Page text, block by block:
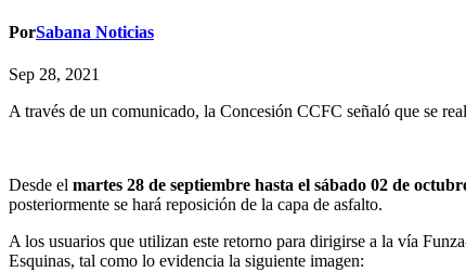
PorSabana Noticias
Sep 28, 2021
A través de un comunicado, la Concesión CCFC señaló que se
Desde el martes 28 de septiembre hasta el sábado 02 de
posteriormente se hará reposición de la capa de asfalto.
A los usuarios que utilizan este retorno para dirigirse a la vía
Esquinas, tal como lo evidencia la siguiente imagen: